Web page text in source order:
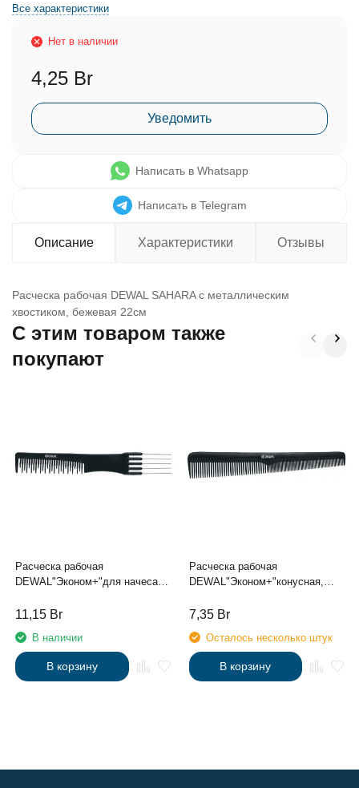
Все характеристики
Нет в наличии
4,25 Br
Уведомить
Написать в Whatsapp
Написать в Telegram
Описание Характеристики Отзывы
Расческа рабочая DEWAL SAHARA с металлическим
хвостиком, бежевая 22см
C этим товаром также
покупают
Расческа рабочая
DEWAL"Эконом+"для начеса, с
19 см
11,15 Br
В наличии
В корзину
Расческа рабочая
DEWAL"Эконом+"конусная,
7,35 Br
Осталось несколько штук
В корзину